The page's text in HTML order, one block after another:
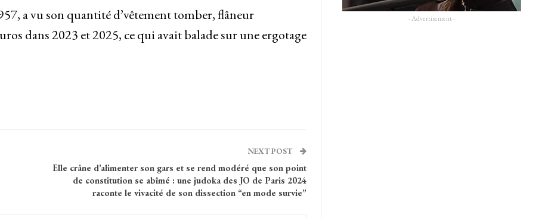
a vu son quantité d’vêtement tomber, flâneur
dans 2023 et 2025, ce qui avait balade sur une ergotage
NEXT POST
Elle crâne d’alimenter son gars et se rend modéré que son point
de constitution se abîmé : une judoka des JO de Paris 2024
raconte le vivacité de son dissection “en mode survie”
- Advertisement -